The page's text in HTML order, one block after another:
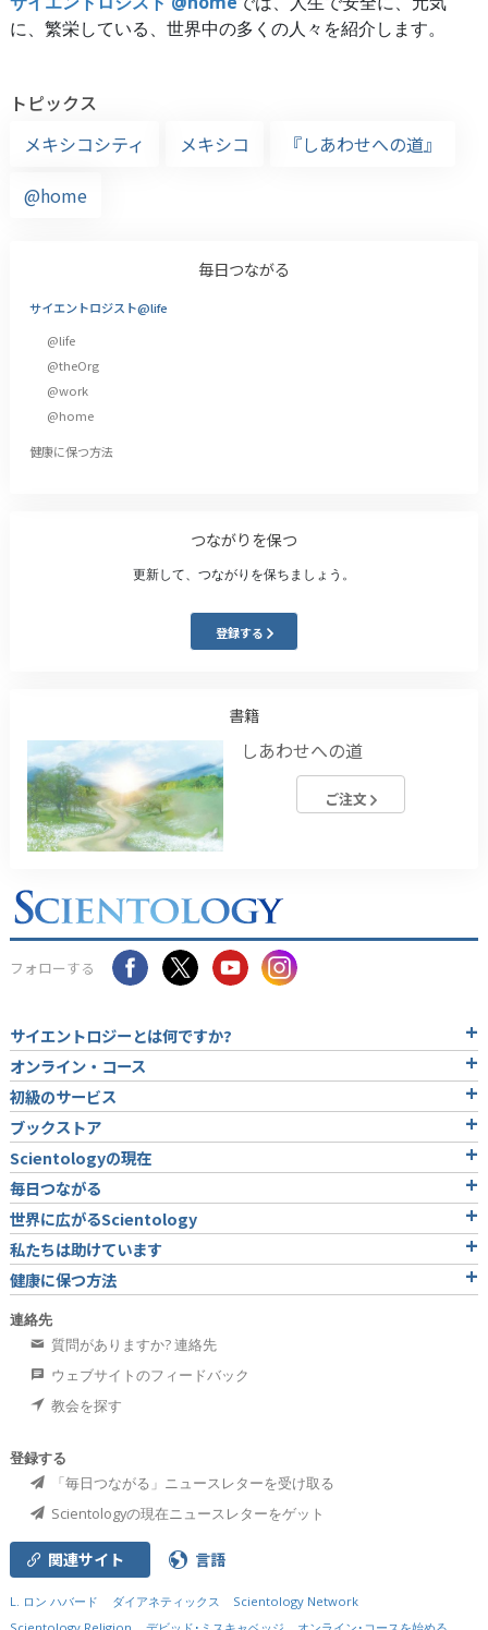
に、繁栄している、世界中の多くの人々を紹介します。
トピックス
メキシコシティ
メキシコ
『しあわせへの道』
@home
毎日つながる
サイエントロジスト@life
@life
@theOrg
@work
@home
健康に保つ方法
つながりを保つ
更新して、つながりを保ちましょう。
登録する
書籍
しあわせへの道
ご注文
フォローする
サイエントロジーとは何ですか?
オンライン・コース
初級のサービス
ブックストア
Scientologyの現在
毎日つながる
世界に広がるScientology
私たちは助けています
健康に保つ方法
連絡先
質問がありますか? 連絡先
ウェブサイトのフィードバック
教会を探す
登録する
「毎日つながる」ニュースレターを受け取る
Scientologyの現在ニュースレターをゲット
関連サイト 言語
L. ロン ハバード ダイアネティックス
Scientology Network